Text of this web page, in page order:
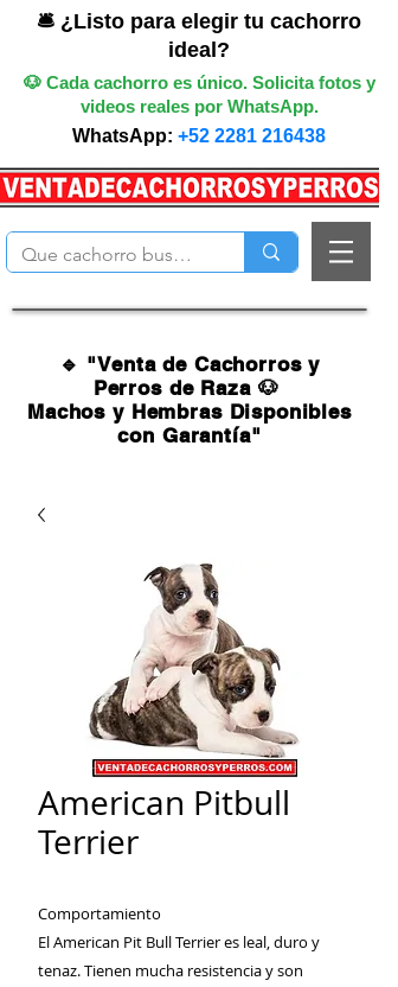
🛎️ ¿Listo para elegir tu cachorro
ideal?
🐶 Cada cachorro es único. Solicita fotos y
videos reales por WhatsApp.
WhatsApp: +52 2281 216438
🔹 "Venta de Cachorros y
Perros de Raza 🐶
Machos y Hembras Disponibles
con Garantía"
American Pitbull
Terrier
Comportamiento
El American Pit Bull Terrier es leal, duro y
tenaz. Tienen mucha resistencia y son